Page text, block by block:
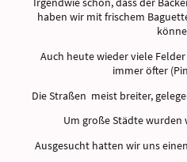
haben wir mit frischem
Auch heute wieder viele
immer öfter
Die Straßen meist breiter,
Um große Städte
Ausgesucht hatten wir uns